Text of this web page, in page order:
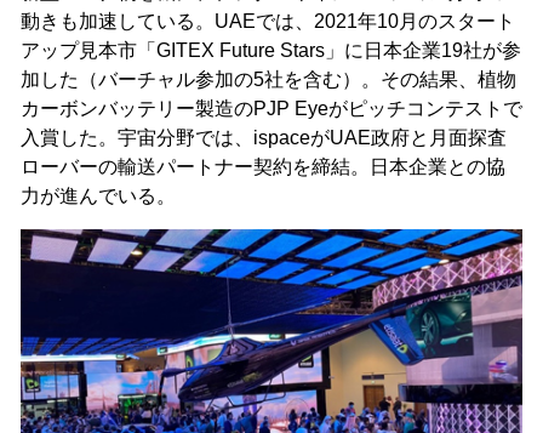
動きも加速している。UAEでは、2021年10月のスタート
アップ見本市「GITEX Future Stars」に日本企業19社が参
加した（バーチャル参加の5社を含む）。その結果、植物
カーボンバッテリー製造のPJP Eyeがピッチコンテストで
入賞した。宇宙分野では、ispaceがUAE政府と月面探査
ローバーの輸送パートナー契約を締結。日本企業との協
力が進んでいる。